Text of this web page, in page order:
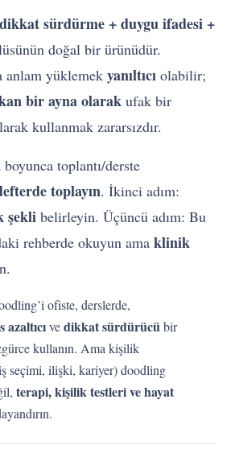
dikkat sürdürme + duygu ifadesi +
doğal bir ürünüdür.
anlam yüklemekyanıltıcı olabilir;
bir ayna olarak ufak bir
kullanmak zararsızdır.
toplantı/derste
toplayın. İkinci adım:
şekli belirleyin. Üçüncü adım: Bu
rehberde okuyun amaklinik
ofiste, derslerde,
azaltıcıvedikkat sürdürücübir
kullanın. Ama kişilik
seçimi, ilişki, kariyer) doodling
terapi, kişilik testleri ve hayat